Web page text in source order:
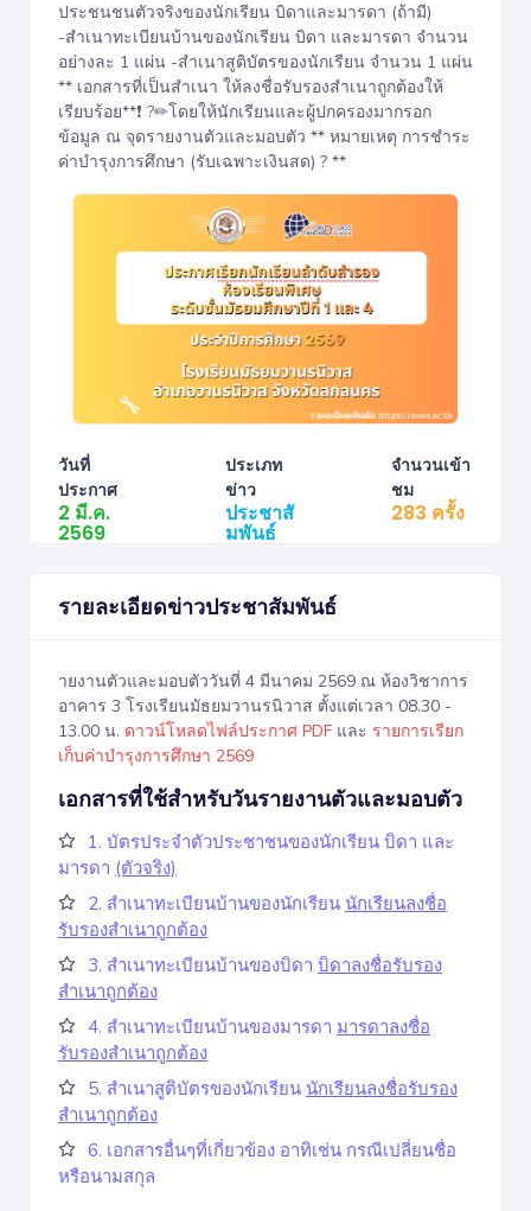
ประชนชนตัวจริงของนักเรียน บิดาและมารดา (ถ้ามี)
-สำเนาทะเบียนบ้านของนักเรียน บิดา และมารดา จำนวน
อย่างละ 1 แผ่น -สำเนาสูติบัตรของนักเรียน จำนวน 1 แผ่น
** เอกสารที่เป็นสำเนา ให้ลงชื่อรับรองสำเนาถูกต้องให้
เรียบร้อย**❗ ?✏โดยให้นักเรียนและผู้ปกครองมากรอก
ข้อมูล ณ จุดรายงานตัวและมอบตัว ** หมายเหตุ การชำระ
ค่าบำรุงการศึกษา (รับเฉพาะเงินสด) ? **
วันที่
ประกาศ
2 มี.ค.
2569
ประเภท
ข่าว
ประชาสั
มพันธ์
จำนวนเข้า
ชม
283 ครั้ง
รายละเอียดข่าวประชาสัมพันธ์
ายงานตัวและมอบตัววันที่ 4 มีนาคม 2569 ณ ห้องวิชาการ
อาคาร 3 โรงเรียนมัธยมวานรนิวาส ตั้งแต่เวลา 08.30 -
13.00 น. ดาวน์โหลดไฟล์ประกาศ PDF และ รายการเรียก
เก็บค่าบำรุงการศึกษา 2569
เอกสารที่ใช้สำหรับวันรายงานตัวและมอบตัว
1. บัตรประจำตัวประชาชนของนักเรียน บิดา และ
มารดา (ตัวจริง)
2. สำเนาทะเบียนบ้านของนักเรียน นักเรียนลงชื่อ
รับรองสำเนาถูกต้อง
3. สำเนาทะเบียนบ้านของบิดา บิดาลงชื่อรับรอง
สำเนาถูกต้อง
4. สำเนาทะเบียนบ้านของมารดา มารดาลงชื่อ
รับรองสำเนาถูกต้อง
5. สำเนาสูติบัตรของนักเรียน นักเรียนลงชื่อรับรอง
สำเนาถูกต้อง
6. เอกสารอื่นๆที่เกี่ยวข้อง อาทิเช่น กรณีเปลี่ยนชื่อ
หรือนามสกุล